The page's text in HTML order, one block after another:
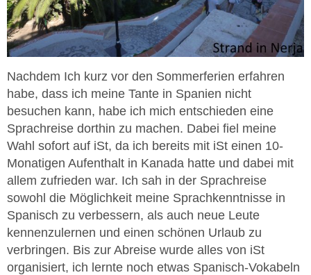
Nachdem Ich kurz vor den Sommerferien erfahren
habe, dass ich meine Tante in Spanien nicht
besuchen kann, habe ich mich entschieden eine
Sprachreise dorthin zu machen. Dabei fiel meine
Wahl sofort auf iSt, da ich bereits mit iSt einen 10-
Monatigen Aufenthalt in Kanada hatte und dabei mit
allem zufrieden war. Ich sah in der Sprachreise
sowohl die Möglichkeit meine Sprachkenntnisse in
Spanisch zu verbessern, als auch neue Leute
kennenzulernen und einen schönen Urlaub zu
verbringen. Bis zur Abreise wurde alles von iSt
organisiert, ich lernte noch etwas Spanisch-Vokabeln